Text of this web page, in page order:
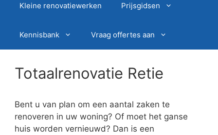
Kleine renovatiewerken Prijsgidsen
Kennisbank Vraag offertes aan
Totaalrenovatie Retie
Bent u van plan om een aantal zaken te
renoveren in uw woning? Of moet het ganse
huis worden vernieuwd? Dan is een